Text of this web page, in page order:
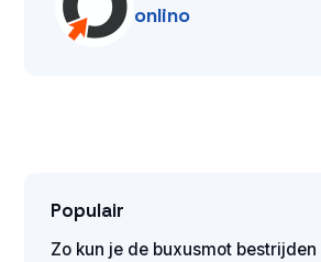
onlino
Populair
Zo kun je de buxusmot